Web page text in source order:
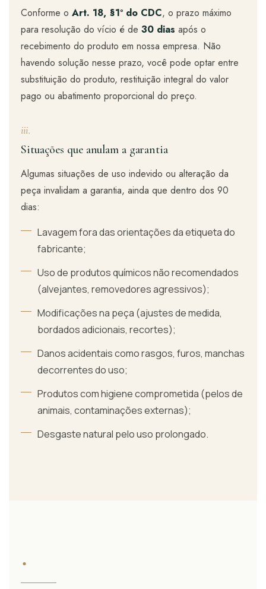
Conforme o Art. 18, §1º do CDC, o prazo máximo
para resolução do vício é de 30 dias após o
recebimento do produto em nossa empresa. Não
havendo solução nesse prazo, você pode optar entre
substituição do produto, restituição integral do valor
pago ou abatimento proporcional do preço.
iii.
Situações que anulam a garantia
Algumas situações de uso indevido ou alteração da
peça invalidam a garantia, ainda que dentro dos 90
dias:
Lavagem fora das orientações da etiqueta do
fabricante;
Uso de produtos químicos não recomendados
(alvejantes, removedores agressivos);
Modificações na peça (ajustes de medida,
bordados adicionais, recortes);
Danos acidentais como rasgos, furos, manchas
decorrentes do uso;
Produtos com higiene comprometida (pelos de
animais, contaminações externas);
Desgaste natural pelo uso prolongado.
·